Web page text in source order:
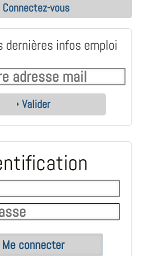
Connectez-vous
dernières infos emploi
Valider